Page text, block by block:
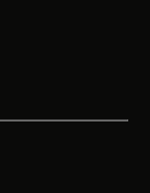
new tab